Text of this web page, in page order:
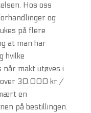
Hos oss
og
på flere
at man har
hvilke
når makt utøves i
30.000 kr /
en
på bestillingen.